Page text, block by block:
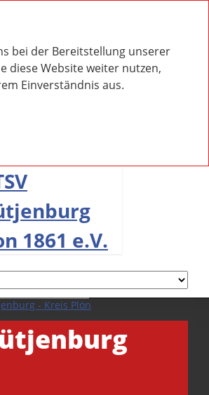
bei der Bereitstellung unserer
diese Website weiter nutzen,
Einverständnis aus.